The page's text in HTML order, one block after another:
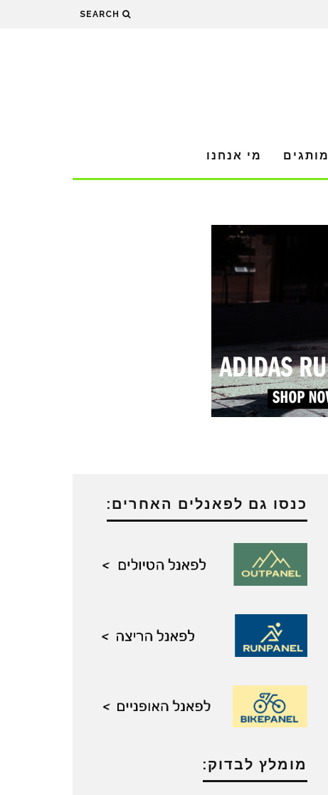
SEARCH
מותגים מי אנחנו
כנסו גם לפאנלים האחרים:
מומלץ לבדוק: